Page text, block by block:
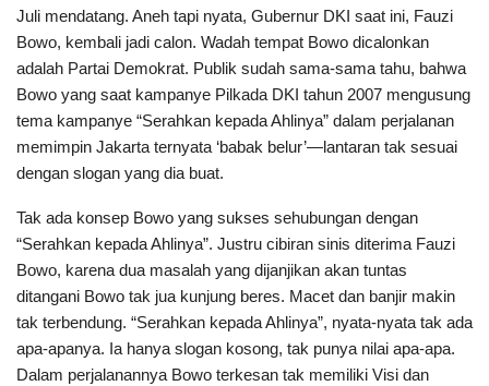
Juli mendatang. Aneh tapi nyata, Gubernur DKI saat ini, Fauzi
Bowo, kembali jadi calon. Wadah tempat Bowo dicalonkan
adalah Partai Demokrat. Publik sudah sama-sama tahu, bahwa
Bowo yang saat kampanye Pilkada DKI tahun 2007 mengusung
tema kampanye “Serahkan kepada Ahlinya” dalam perjalanan
memimpin Jakarta ternyata ‘babak belur’—lantaran tak sesuai
dengan slogan yang dia buat.
Tak ada konsep Bowo yang sukses sehubungan dengan
“Serahkan kepada Ahlinya”. Justru cibiran sinis diterima Fauzi
Bowo, karena dua masalah yang dijanjikan akan tuntas
ditangani Bowo tak jua kunjung beres. Macet dan banjir makin
tak terbendung. “Serahkan kepada Ahlinya”, nyata-nyata tak ada
apa-apanya. Ia hanya slogan kosong, tak punya nilai apa-apa.
Dalam perjalanannya Bowo terkesan tak memiliki Visi dan